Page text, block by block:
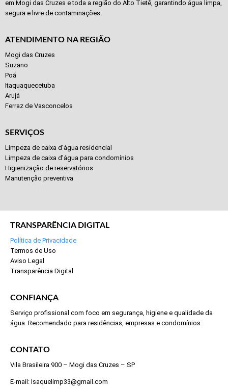
em Mogi das Cruzes e toda a região do Alto Tietê, garantindo água limpa,
segura e livre de contaminações.
ATENDIMENTO NA REGIÃO
Mogi das Cruzes
Suzano
Poá
Itaquaquecetuba
Arujá
Ferraz de Vasconcelos
SERVIÇOS
Limpeza de caixa d’água residencial
Limpeza de caixa d’água para condomínios
Higienização de reservatórios
Manutenção preventiva
TRANSPARÊNCIA DIGITAL
Política de Privacidade
Termos de Uso
Aviso Legal
Transparência Digital
CONFIANÇA
Serviço profissional com foco em segurança, higiene e qualidade da
água. Recomendado para residências, empresas e condomínios.
CONTATO
Vila Brasileira 900 – Mogi das Cruzes – SP
E-mail: Isaquelimp33@gmail.com